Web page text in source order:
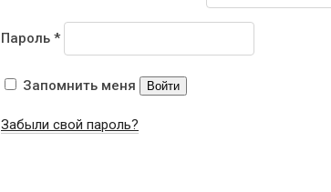
Пароль *
Запомнить меня Войти
Забыли свой пароль?